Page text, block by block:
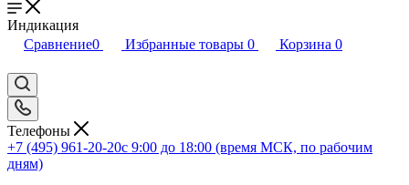
Индикация
Сравнение0 Избранные товары 0 Корзина 0
Телефоны
+7 (495) 961-20-20с 9:00 до 18:00 (время МСК, по рабочим
дням)